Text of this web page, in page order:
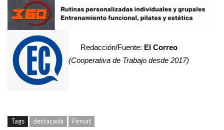
Redacción/Fuente: El Correo
(Cooperativa de Trabajo desde 2017)
Tags destacada Firmat